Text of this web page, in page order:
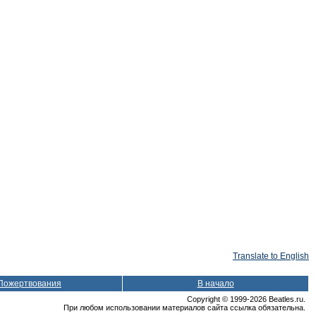
Translate to English
В начало
Copyright © 1999-2026 Beatles.ru.
При любом использовании материалов сайта ссылка обязательна.